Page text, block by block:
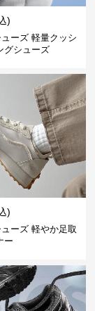
)
ーズ 軽量クッシ
グシューズ
)
ーズ 軽やか足取
ー